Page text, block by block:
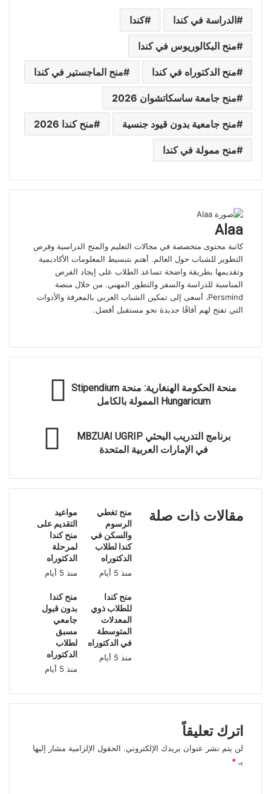
الدراسة في كندا كندا
منح البكالوريوس في كندا
منح الدكتوراه في كندا منح الماجستير في كندا
منح جامعة ساسكاتشوان 2026
منح جامعية بدون قيود جنسية منح كندا 2026
منح ممولة في كندا
Alaa
كاتبة محتوى متخصصة في مجالات التعليم والمنح الدراسية وفرص
التطوير للشباب حول العالم. أهتم بتبسيط المعلومات الأكاديمية
وتقديمها بطريقة واضحة تساعد الطلاب على إيجاد الفرص
المناسبة للدراسة والسفر والتطور المهني. من خلال منصة
Persmind، أسعى إلى تمكين الشباب العربي بالمعرفة والأدوات
التي تفتح لهم آفاقًا جديدة نحو مستقبل أفضل.
الحكومة
Stipendium
Hungaricum
منحة الحكومة الهنغارية: منحة Stipendium
Hungaricum الممولة بالكامل
التدريب
UGRIP
العربية
برنامج التدريب البحثي MBZUAI UGRIP
في الإمارات العربية المتحدة
مقالات ذات صلة
منح تغطي
الرسوم
والسكن في
كندا لطلاب
الدكتوراه
منذ 5 أيام
مواعيد
التقديم على
منح كندا
لمرحلة
الدكتوراه
منذ 5 أيام
منح كندا
للطلاب ذوي
المعدلات
المتوسطة
في الدكتوراه
منذ 5 أيام
منح كندا
بدون قبول
جامعي
مسبق
لطلاب
الدكتوراه
منذ 5 أيام
اترك تعليقاً
لن يتم نشر عنوان بريدك الإلكتروني. الحقول الإلزامية مشار إليها
بـ *